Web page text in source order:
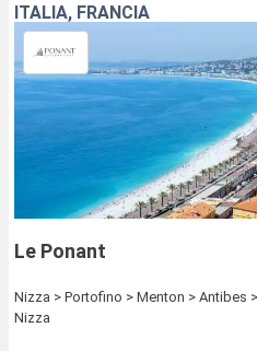
ITALIA, FRANCIA
Le Ponant
Nizza > Portofino > Menton > Antibes
Nizza